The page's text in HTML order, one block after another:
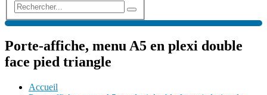
Porte-affiche, menu A5 en plexi double
face pied triangle
Accueil